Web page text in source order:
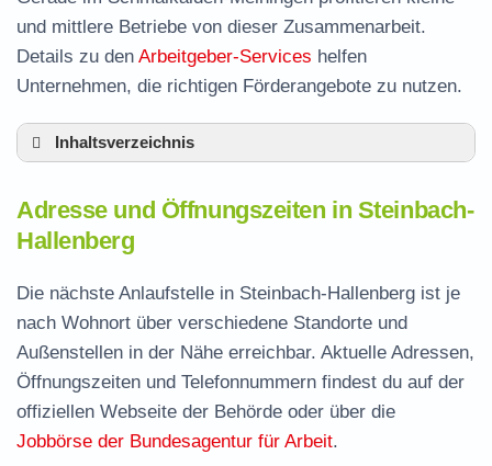
und mittlere Betriebe von dieser Zusammenarbeit.
Details zu den Arbeitgeber-Services helfen
Unternehmen, die richtigen Förderangebote zu nutzen.
Inhaltsverzeichnis
Hallenberg
Leistungen der Arbeitsvermittlung in
Steinbach-Hallenberg
Termin vereinbaren und Bürgergeld beantragen
Jobcenter Schmalkalden-Meiningen –
zuständige Stelle
Stellenangebote und Jobbörse in Steinbach-
Adresse und Öffnungszeiten in Steinbach-
Hallenberg
Die nächste Anlaufstelle in Steinbach-Hallenberg ist je
nach Wohnort über verschiedene Standorte und
Außenstellen in der Nähe erreichbar. Aktuelle Adressen,
Öffnungszeiten und Telefonnummern findest du auf der
offiziellen Webseite der Behörde oder über die
Jobbörse der Bundesagentur für Arbeit.